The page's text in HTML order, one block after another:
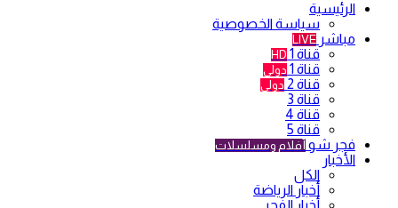
الرئيسية
سياسة الخصوصية
مباشر LIVE
قناة 1 HD
قناة 1 دولي
قناة 2 دولي
قناة 3
قناة 4
قناة 5
فجر شو أفلام ومسلسلات
الأخبار
الكل
أخبار الرياضة